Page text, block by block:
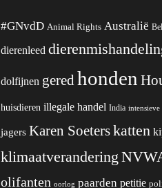
#GNvdD Animal Rights Australië
dierenleed
dolfijnen geredhonden
huisdieren illegale handel India intensieve
jagers Karen Soeterskatten
klimaatverandering
olifanten oorlog paarden petitie